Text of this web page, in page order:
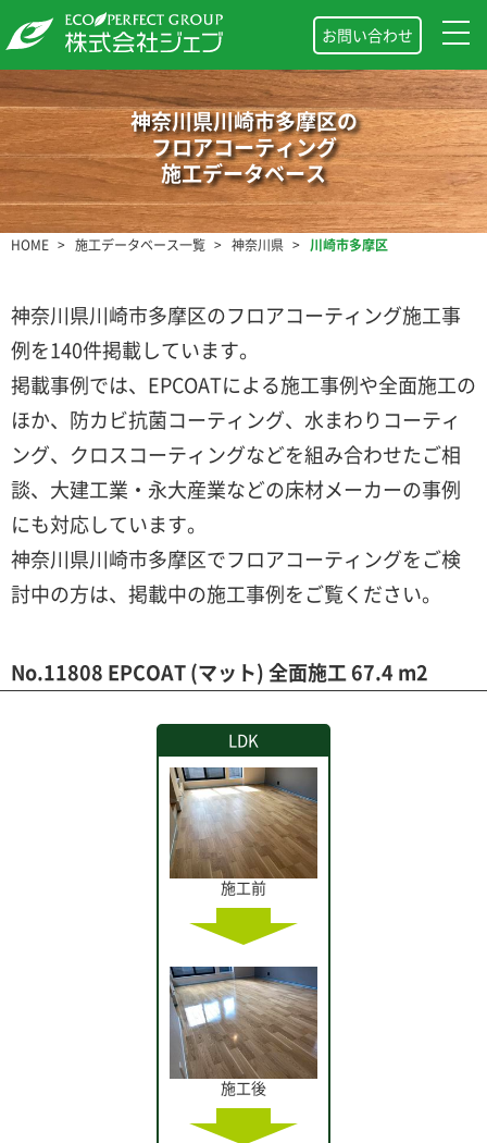
お問い合わせ
神奈川県川崎市多摩区の
フロアコーティング
施工データベース
HOME 施工データベース一覧 神奈川県 川崎市多摩区
神奈川県川崎市多摩区のフロアコーティング施工事
例を140件掲載しています。
掲載事例では、EPCOATによる施工事例や全面施工の
ほか、防カビ抗菌コーティング、水まわりコーティ
ング、クロスコーティングなどを組み合わせたご相
談、大建工業・永大産業などの床材メーカーの事例
にも対応しています。
神奈川県川崎市多摩区でフロアコーティングをご検
討中の方は、掲載中の施工事例をご覧ください。
No.11808 EPCOAT (マット) 全面施工 67.4 m2
LDK
施工前
施工後